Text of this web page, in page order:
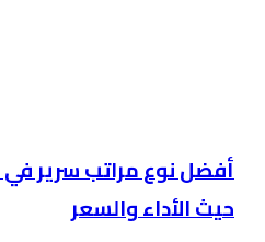
أفضل نوع مراتب سرير
حيث الأداء والسعر